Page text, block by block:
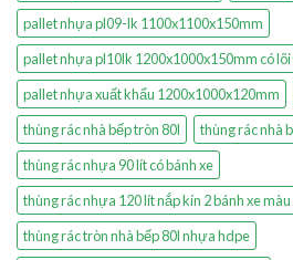
pallet nhựa pl09-lk 1100x1100x150mm
pallet nhựa pl10lk 1200x1000x150mm có
pallet nhựa xuất khẩu 1200x1000x120mm
thùng rác nhà bếp tròn 80l
thùng rác nhà
thùng rác nhựa 90 lít có bánh xe
thùng rác nhựa 120 lít nắp kín 2 bánh xe màu
thùng rác tròn nhà bếp 80l nhựa hdpe